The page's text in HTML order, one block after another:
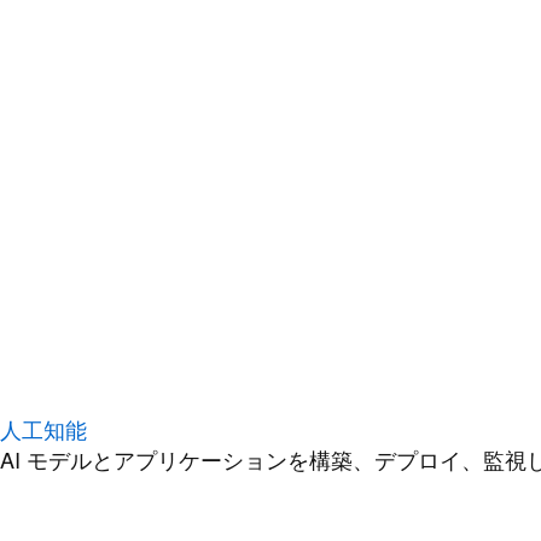
人工知能
AI モデルとアプリケーションを構築、デプロイ、監視